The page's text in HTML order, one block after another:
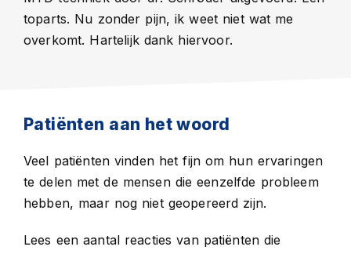
toparts. Nu zonder pijn, ik weet niet wat me
overkomt. Hartelijk dank hiervoor.
Patiënten aan het woord
Veel patiënten vinden het fijn om hun ervaringen
te delen met de mensen die eenzelfde probleem
hebben, maar nog niet geopereerd zijn.
Lees een aantal reacties van patiënten die